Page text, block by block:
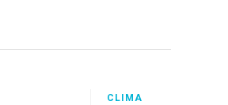
CLIMA